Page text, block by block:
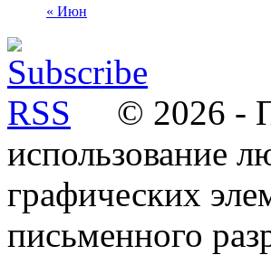
« Июн
© 2026 -
использование
графических
письменного